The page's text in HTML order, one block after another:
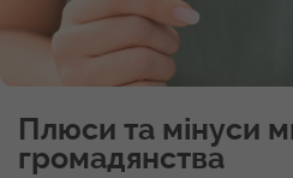
Плюси та мінуси
громадянства